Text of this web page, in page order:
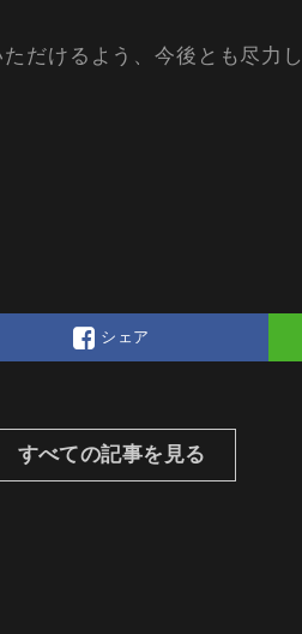
だけるよう、今後とも尽力
シェア
すべての記事を見る